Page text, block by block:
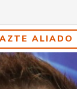
ALIADO